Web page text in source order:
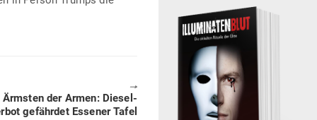
🠖
der Armen: Diesel-
gefährdet Essener Tafel